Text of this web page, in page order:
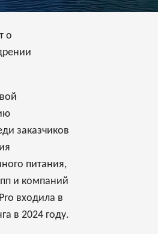
о
заказчиков
питания,
и компаний
входила в
в 2024 году.